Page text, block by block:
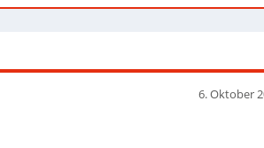
6. Oktober